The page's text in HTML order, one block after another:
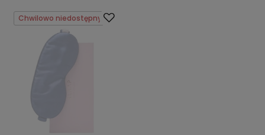
Chwilowo niedostępny